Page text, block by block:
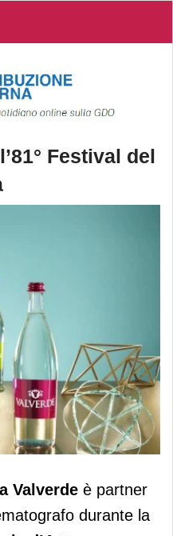
Festival del
Festival del
Valverde è partner
durante la